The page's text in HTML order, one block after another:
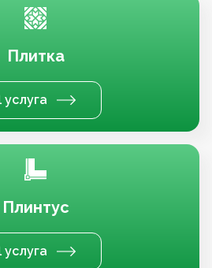
Плитка
услуга
Плинтус
услуга